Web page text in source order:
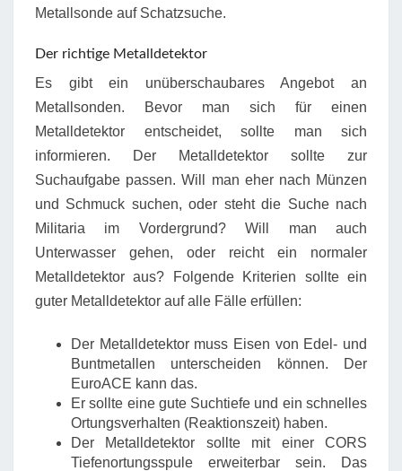
Metallsonde auf Schatzsuche.
Der richtige Metalldetektor
Es gibt ein unüberschaubares Angebot an
Metallsonden. Bevor man sich für einen
Metalldetektor entscheidet, sollte man sich
informieren. Der Metalldetektor sollte zur
Suchaufgabe passen. Will man eher nach Münzen
und Schmuck suchen, oder steht die Suche nach
Militaria im Vordergrund? Will man auch
Unterwasser gehen, oder reicht ein normaler
Metalldetektor aus? Folgende Kriterien sollte ein
guter Metalldetektor auf alle Fälle erfüllen:
Der Metalldetektor muss Eisen von Edel- und
Buntmetallen unterscheiden können. Der
EuroACE kann das.
Er sollte eine gute Suchtiefe und ein schnelles
Ortungsverhalten (Reaktionszeit) haben.
Der Metalldetektor sollte mit einer CORS
Tiefenortungsspule erweiterbar sein. Das